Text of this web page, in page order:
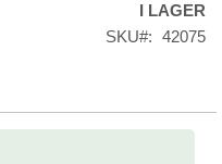
I LAGER
SKU
42075